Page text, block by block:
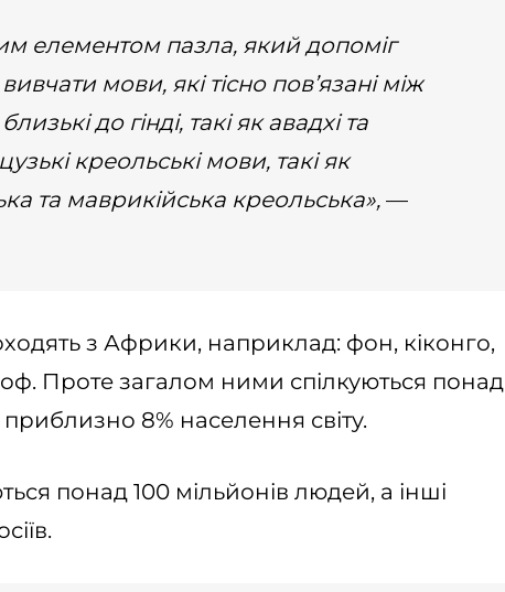
елементом пазла, який допоміг
мови, які тісно пов’язані між
до гінді, такі як авадхі та
креольські мови, такі як
та маврикійська креольська», —
з Африки, наприклад: фон, кіконго,
Проте загалом ними спілкуються понад
8% населення світу.
понад 100 мільйонів людей, а інші